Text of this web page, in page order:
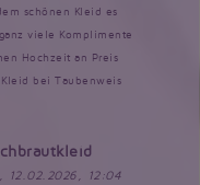
schönen Kleid es
viele Komplimente
Hochzeit an Preis
bei Taubenweis
12.02.2026, 12:04